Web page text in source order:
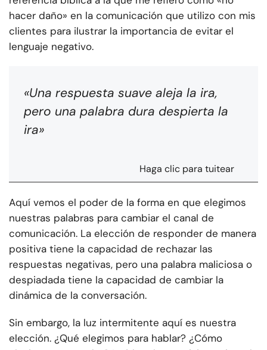
hacer daño» en la comunicación que utilizo con mis
clientes para ilustrar la importancia de evitar el
lenguaje negativo.
«Una respuesta suave aleja la ira,
pero una palabra dura despierta la
ira»
Haga clic para tuitear
Aquí vemos el poder de la forma en que elegimos
nuestras palabras para cambiar el canal de
comunicación. La elección de responder de manera
positiva tiene la capacidad de rechazar las
respuestas negativas, pero una palabra maliciosa o
despiadada tiene la capacidad de cambiar la
dinámica de la conversación.
Sin embargo, la luz intermitente aquí es nuestra
elección. ¿Qué elegimos para hablar? ¿Cómo